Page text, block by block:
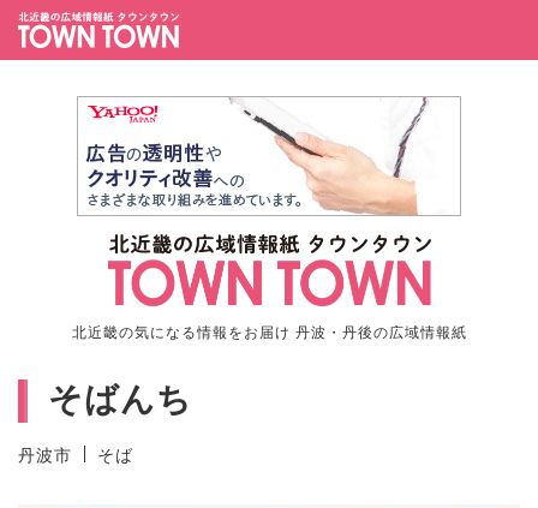
北近畿の気になる情報をお届け 丹波・丹後の広域情報紙
そばんち
丹波市 そば